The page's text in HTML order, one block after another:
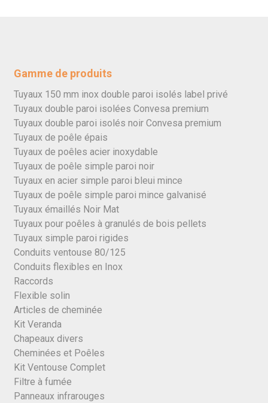
Gamme de produits
Tuyaux 150 mm inox double paroi isolés label privé
Tuyaux double paroi isolées Convesa premium
Tuyaux double paroi isolés noir Convesa premium
Tuyaux de poêle épais
Tuyaux de poêles acier inoxydable
Tuyaux de poêle simple paroi noir
Tuyaux en acier simple paroi bleui mince
Tuyaux de poêle simple paroi mince galvanisé
Tuyaux émaillés Noir Mat
Tuyaux pour poêles à granulés de bois pellets
Tuyaux simple paroi rigides
Conduits ventouse 80/125
Conduits flexibles en Inox
Raccords
Flexible solin
Articles de cheminée
Kit Veranda
Chapeaux divers
Cheminées et Poêles
Kit Ventouse Complet
Filtre à fumée
Panneaux infrarouges